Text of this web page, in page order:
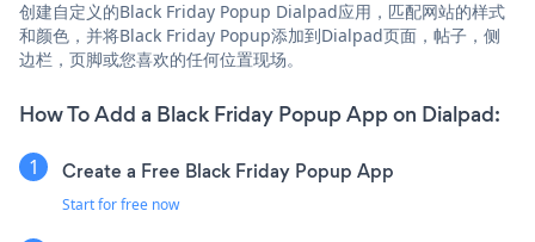
创建自定义的Black Friday Popup Dialpad应用，匹配网站的样式
和颜色，并将Black Friday Popup添加到Dialpad页面，帖子，侧
边栏，页脚或您喜欢的任何位置现场。
How To Add a Black Friday Popup App on Dialpad:
Create a Free Black Friday Popup App
Start for free now